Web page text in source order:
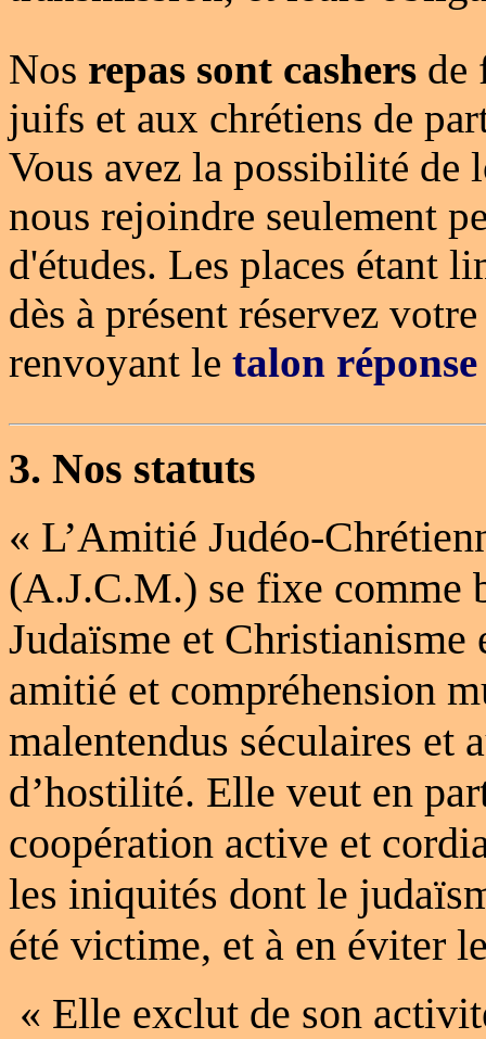
Nos repas sont cashers de
juifs et aux chrétiens de
Vous avez la possibilité de
nous rejoindre seulement
d'études. Les places étant
dès à présent réservez
renvoyant le talon réponse
3. Nos statuts
« L’Amitié Judéo-
(A.J.C.M.) se fixe comme
Judaïsme et Christianisme
amitié et compréhension
malentendus séculaires et
d’hostilité. Elle veut en
coopération active et
les iniquités dont le
été victime, et à en éviter
« Elle exclut de son